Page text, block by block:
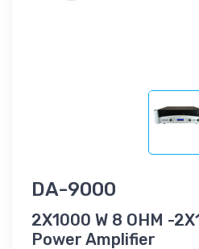
DA-9000
2X1000 W 8 OHM -
Power Amplifier